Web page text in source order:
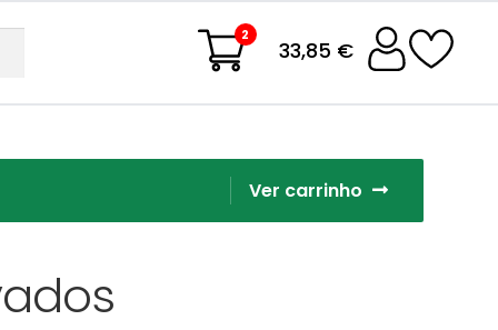
2
33,85 €
Ver carrinho